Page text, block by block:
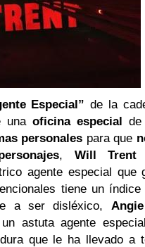
Especial” de la
una oficina especial de
personales para que
, Will Trent
agente especial que
tiene un
a ser disléxico,
astuta agente
que le ha llevado a